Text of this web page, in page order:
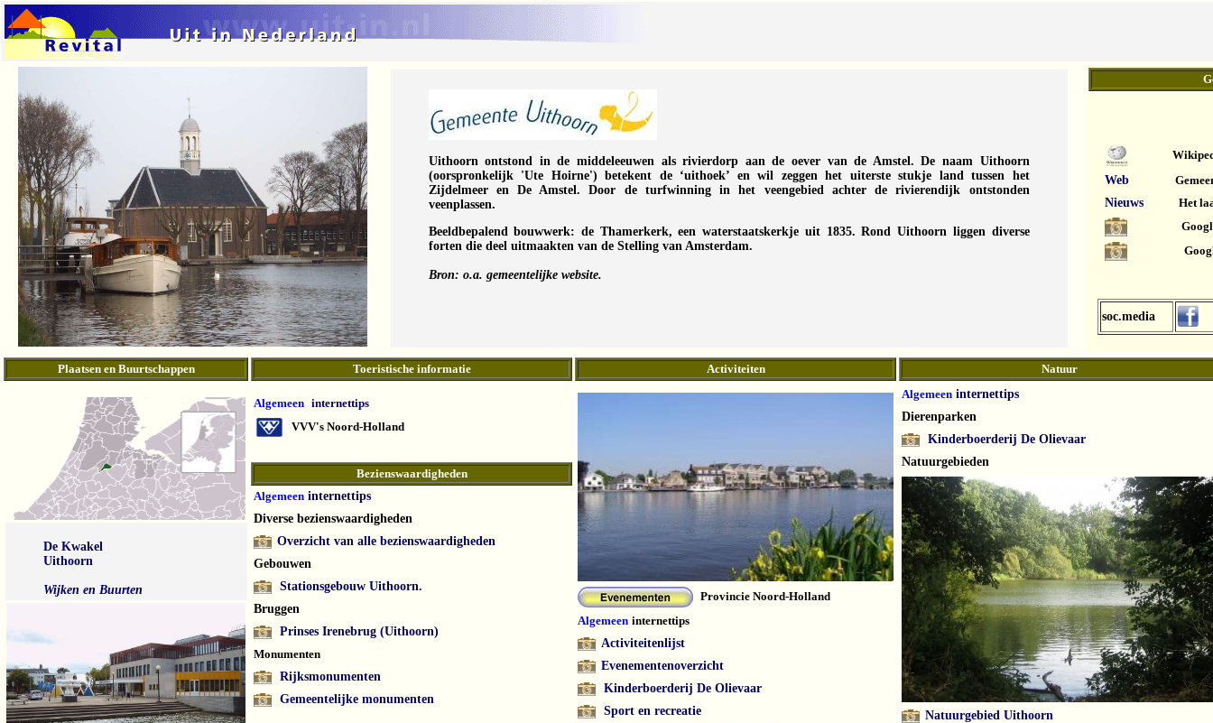
Uithoorn ontstond in de middeleeuwen als rivierdorp aan de oever van de Amstel. De naam Uithoorn
(oorspronkelijk 'Ute Hoirne') betekent de ‘uithoek’ en wil zeggen het uiterste stukje land tussen het
Zijdelmeer en De Amstel. Door de turfwinning in het veengebied achter de rivierendijk ontstonden
veenplassen.
Beeldbepalend bouwwerk: de Thamerkerk, een waterstaatskerkje uit 1835. Rond Uithoorn liggen diverse
forten die deel uitmaakten van de Stelling van Amsterdam.
Bron: o.a. gemeentelijke website.
Web
Nieuws
Het
soc.media
Plaatsen en Buurtschappen Toeristische informatie Activiteiten Natuur
De Kwakel
Uithoorn
Wijken en Buurten
Algemeen internettips
VVV's Noord-Holland
Bezienswaardigheden
Algemeen internettips
Diverse bezienswaardigheden
Overzicht van alle bezienswaardigheden
Gebouwen
Stationsgebouw Uithoorn.
Bruggen
Prinses Irenebrug (Uithoorn)
Monumenten
Rijksmonumenten
Gemeentelijke monumenten
Provincie Noord-Holland
Algemeen internettips
Activiteitenlijst
Evenementenoverzicht
Kinderboerderij De Olievaar
Sport en recreatie
Algemeen internettips
Dierenparken
Kinderboerderij De Olievaar
Natuurgebieden
Natuurgebied Uithoorn